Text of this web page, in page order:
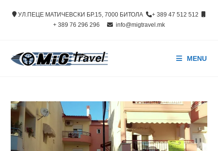
УЛ.ПЕЦЕ МАТИЧЕВСКИ БР.15, 7000 БИТОЛА
+ 389 47 512 512
+ 389 76 296 296
info@migtravel.mk
MENU